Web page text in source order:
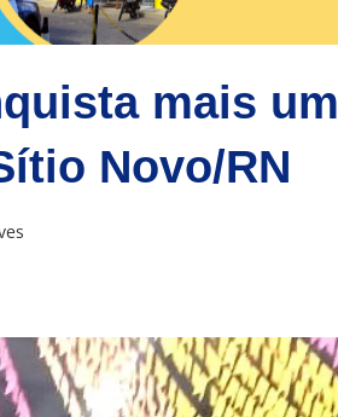
mais um
Novo/RN